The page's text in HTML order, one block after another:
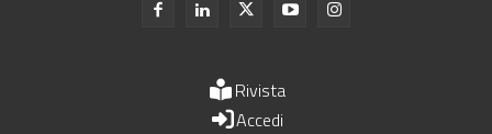
Rivista
Accedi